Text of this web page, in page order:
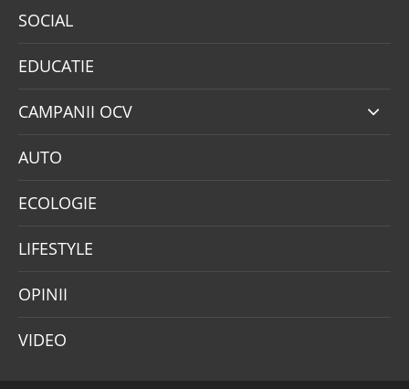
SOCIAL
EDUCATIE
CAMPANII OCV
AUTO
ECOLOGIE
LIFESTYLE
OPINII
VIDEO